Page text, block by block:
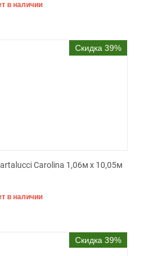
в наличии
Скидка 39%
Carolina 1,06м х 10,05м
в наличии
Скидка 39%